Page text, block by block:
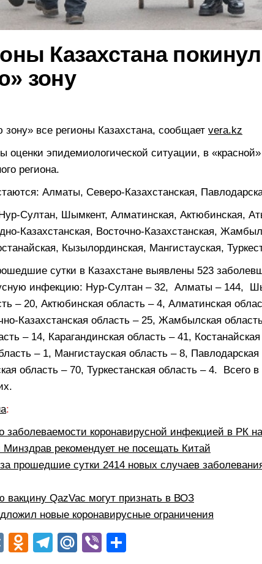
Казахстана
зону
зону» все регионы Казахстана, сообщает vera.kz
эпидемиологической ситуации, в
региона.
Алматы, Северо-Казахстанская,
Султан, Шымкент, Алматинская, Актюбинская,
Казахстанская, Восточно-Казахстанская,
Кызылординская, Мангистауская,
сутки в Казахстане выявлены 523
инфекцию: Нур-Султан – 32, Алматы – 144,
– 20, Актюбинская область – 4, Алматинская
Казахстанская область – 25, Жамбылская
– 14, Карагандинская область – 41,
– 1, Мангистауская область – 8, Павлодарская
область – 70, Туркестанская область – 4. Всего
:
коронавирусной инфекцией в РК
Минздрав рекомендует не посещать Китай
прошедшие сутки 2414 новых случаев
вакцину QazVac могут признать в ВОЗ
новые коронавирусные ограничения
V
O
T
M Vi